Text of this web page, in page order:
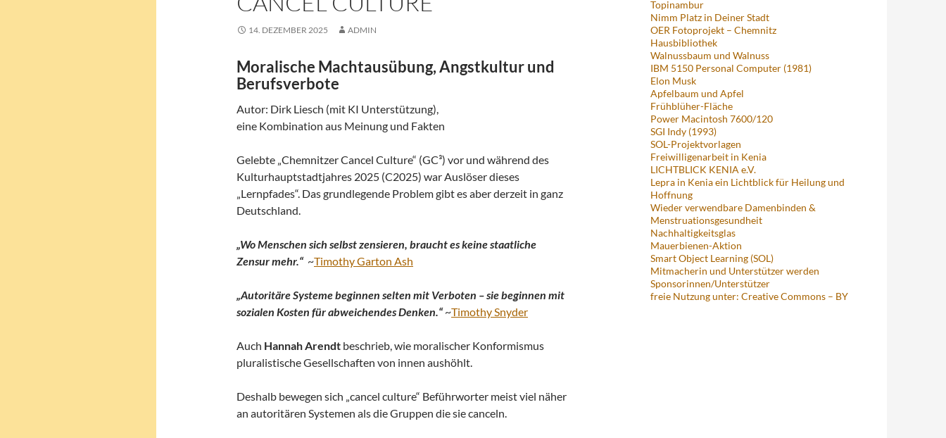
14. DEZEMBER 2025 ADMIN
Moralische Machtausübung, Angstkultur und
Berufsverbote
Autor: Dirk Liesch (mit KI Unterstützung),
eine Kombination aus Meinung und Fakten
Gelebte „Chemnitzer Cancel Culture“ (GC³) vor und während des
Kulturhauptstadtjahres 2025 (C2025) war Auslöser dieses
„Lernpfades“. Das grundlegende Problem gibt es aber derzeit in ganz
Deutschland.
„Wo Menschen sich selbst zensieren, braucht es keine staatliche
Zensur mehr.“ ~Timothy Garton Ash
„Autoritäre Systeme beginnen selten mit Verboten – sie beginnen mit
sozialen Kosten für abweichendes Denken.“~Timothy Snyder
Auch Hannah Arendt beschrieb, wie moralischer Konformismus
pluralistische Gesellschaften von innen aushöhlt.
Deshalb bewegen sich „cancel culture“ Beführworter meist viel näher
an autoritären Systemen als die Gruppen die sie canceln.
Topinambur
Nimm Platz in Deiner Stadt
OER Fotoprojekt – Chemnitz
Hausbibliothek
Walnussbaum und Walnuss
IBM 5150 Personal Computer (1981)
Elon Musk
Apfelbaum und Apfel
Frühblüher-Fläche
Power Macintosh 7600/120
SGI Indy (1993)
SOL-Projektvorlagen
Freiwilligenarbeit in Kenia
LICHTBLICK KENIA e.V.
Lepra in Kenia ein Lichtblick für Heilung und
Hoffnung
Wieder verwendbare Damenbinden &
Menstruationsgesundheit
Nachhaltigkeitsglas
Mauerbienen-Aktion
Smart Object Learning (SOL)
Mitmacherin und Unterstützer werden
Sponsorinnen/Unterstützer
freie Nutzung unter: Creative Commons – BY